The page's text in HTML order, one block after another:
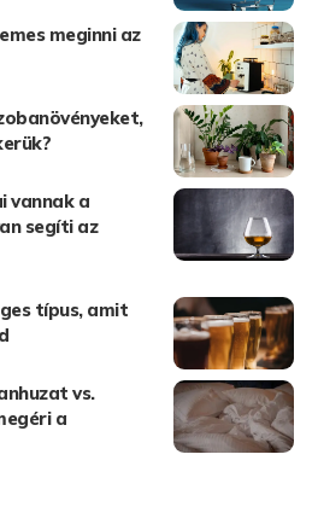
meginni az
vannak a
segíti az
típus, amit
vs.
a